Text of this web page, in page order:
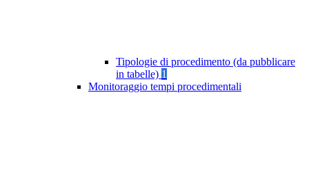
Tipologie di procedimento (da pubblicare
in tabelle) 1
Monitoraggio tempi procedimentali